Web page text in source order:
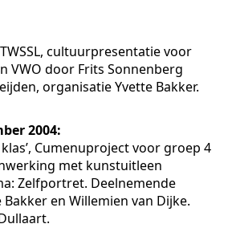
cultuurpresentatie voor
VWO door Frits Sonnenberg
organisatie Yvette Bakker.
2004:
Cumenuproject voor groep 4
met kunstuitleen
Zelfportret. Deelnemende
en Willemien van Dijke.